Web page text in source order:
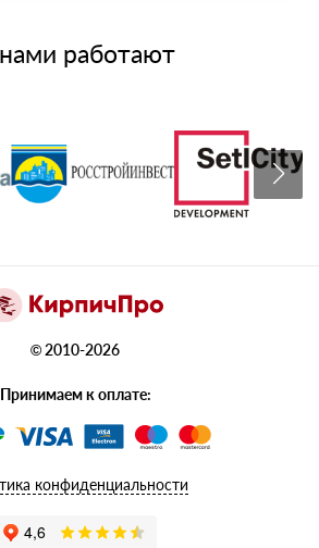
работают
© 2010-2026
Принимаем к оплате:
конфиденциальности